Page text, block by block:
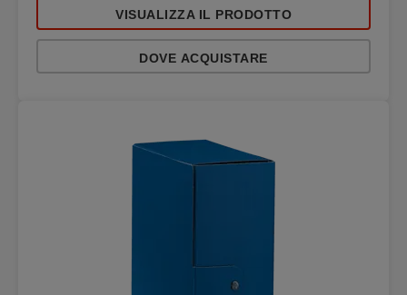
VISUALIZZA IL PRODOTTO
DOVE ACQUISTARE